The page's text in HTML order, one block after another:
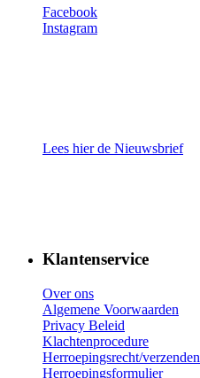
Facebook
Instagram
Lees hier de Nieuwsbrief
Klantenservice
Over ons
Algemene Voorwaarden
Privacy Beleid
Klachtenprocedure
Herroepingsrecht/verzenden
Herroepingsformulier